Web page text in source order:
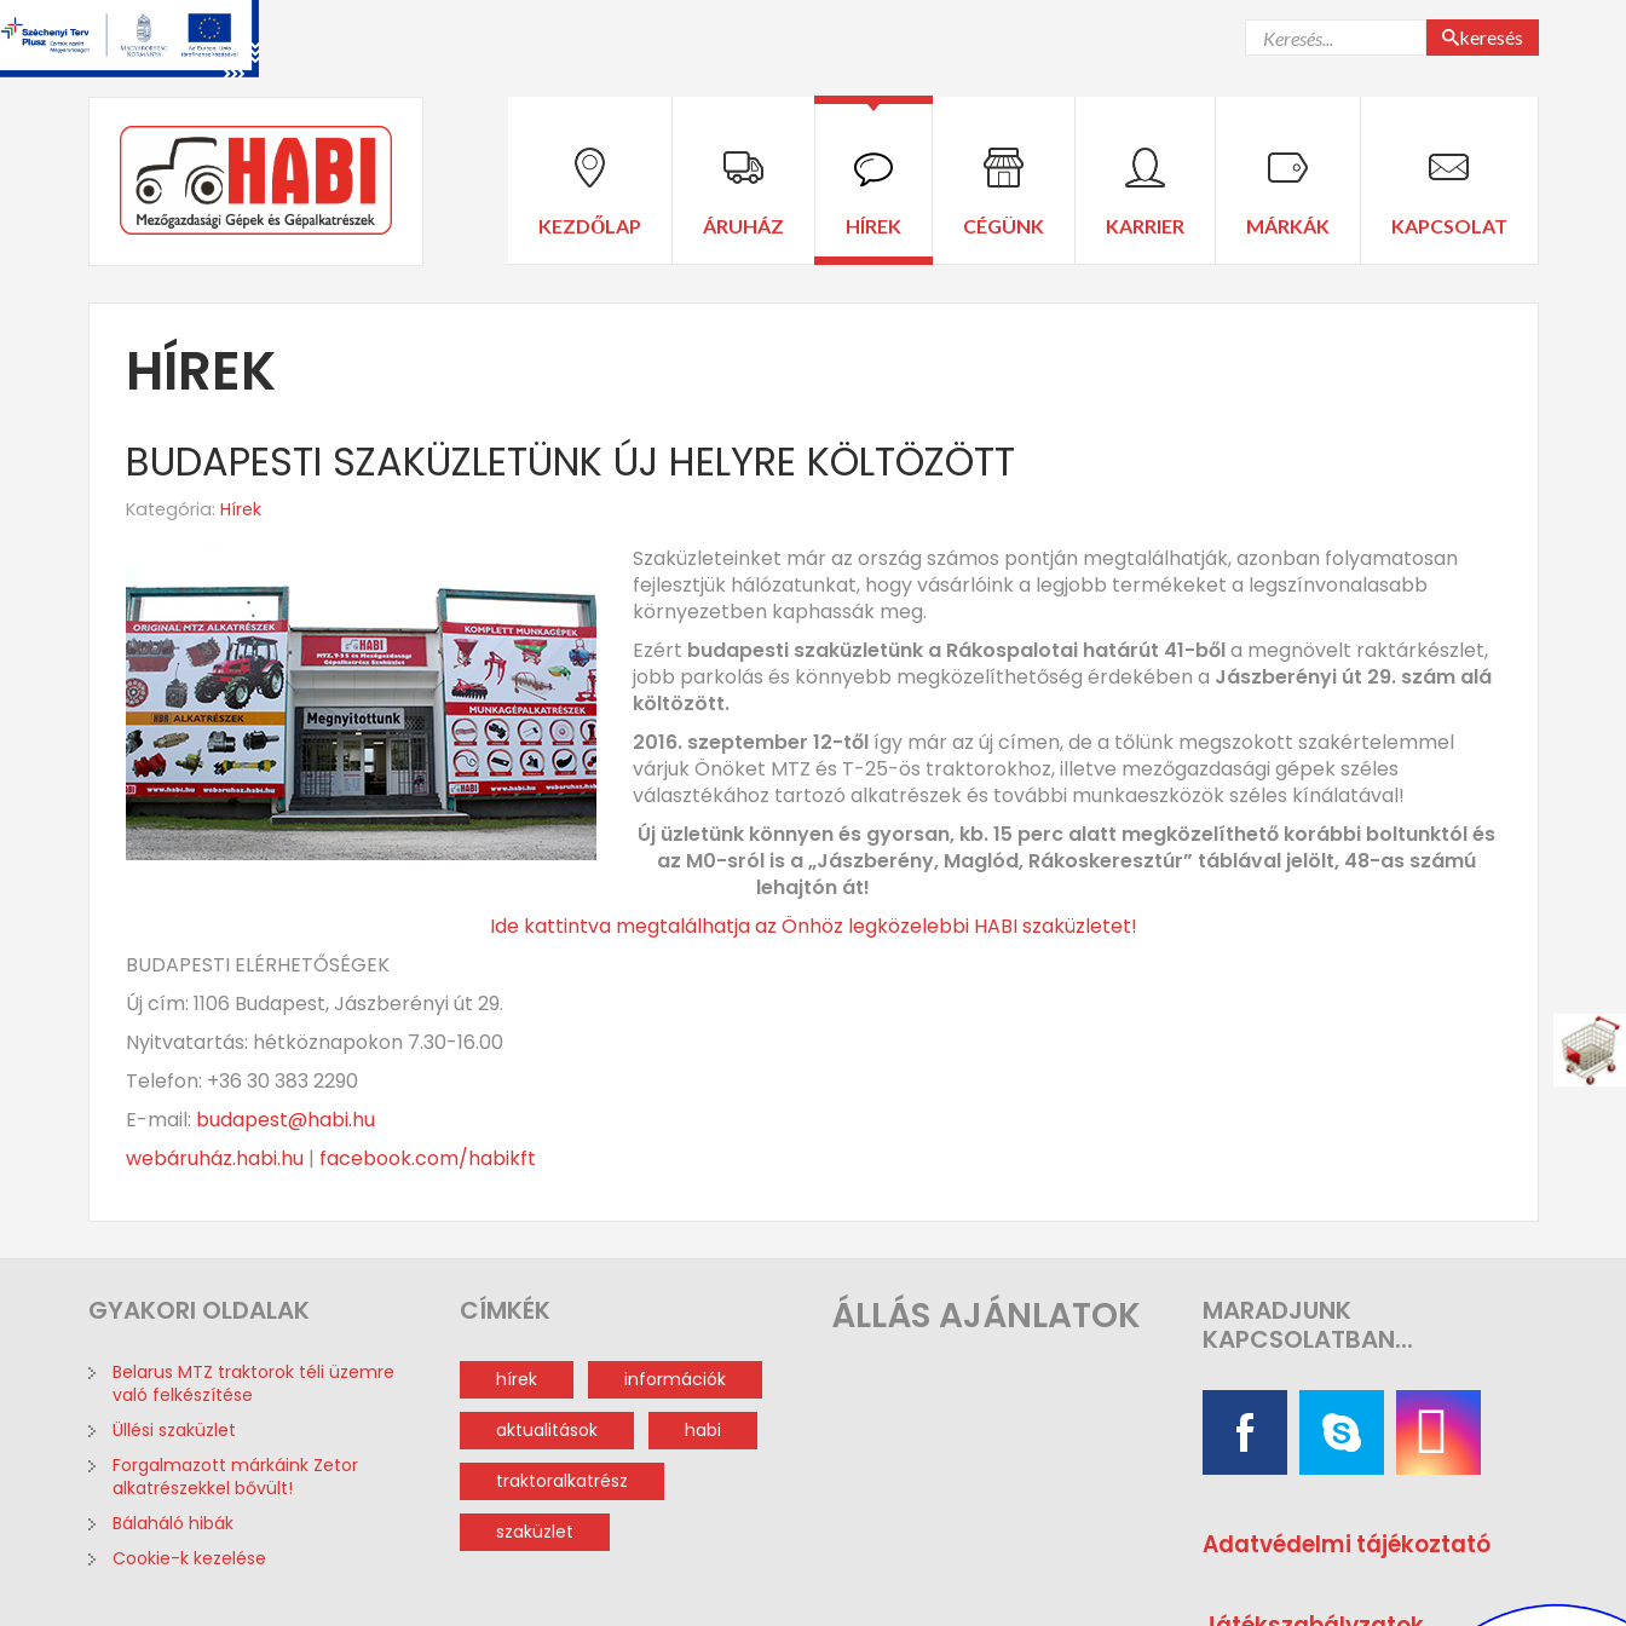
keresés
KEZDŐLAP ÁRUHÁZ HÍREK CÉGÜNK KARRIER MÁRKÁK KAPCSOLAT
HÍREK
BUDAPESTI SZAKÜZLETÜNK ÚJ HELYRE KÖLTÖZÖTT
Kategória: Hírek
Szaküzleteinket már az ország számos pontján megtalálhatják, azonban folyamatosan
fejlesztjük hálózatunkat, hogy vásárlóink a legjobb termékeket a legszínvonalasabb
környezetben kaphassák meg.
Ezért budapesti szaküzletünk a Rákospalotai határút 41-bőla megnövelt raktárkészlet,
jobb parkolás és könnyebb megközelíthetőség érdekében a Jászberényi út 29. szám alá
költözött.
2016. szeptember 12-tőlígy már az új címen, de a tőlünk megszokott szakértelemmel
várjuk Önöket MTZ és T-25-ös traktorokhoz, illetve mezőgazdasági gépek széles
választékához tartozó alkatrészek és további munkaeszközök széles kínálatával!
Új üzletünk könnyen és gyorsan, kb. 15 perc alatt megközelíthető korábbi boltunktól és
az M0-sról is a „Jászberény, Maglód, Rákoskeresztúr” táblával jelölt, 48-as számú
lehajtón át!
Ide kattintva megtalálhatja az Önhöz legközelebbi HABI szaküzletet!
BUDAPESTI ELÉRHETŐSÉGEK
Új cím: 1106 Budapest, Jászberényi út 29.
Nyitvatartás: hétköznapokon 7.30-16.00
Telefon: +36 30 383 2290
E-mail: budapest@habi.hu
webáruház.habi.hu| facebook.com/habikft
GYAKORI OLDALAK
Belarus MTZ traktorok téli üzemre
való felkészítése
Üllési szaküzlet
Forgalmazott márkáink Zetor
alkatrészekkel bővült!
Bálaháló hibák
Cookie-k kezelése
CÍMKÉK
hírek információk
aktualitások habi
traktoralkatrész
szaküzlet
ÁLLÁS AJÁNLATOK
MARADJUNK
KAPCSOLATBAN...
Adatvédelmi tájékoztató